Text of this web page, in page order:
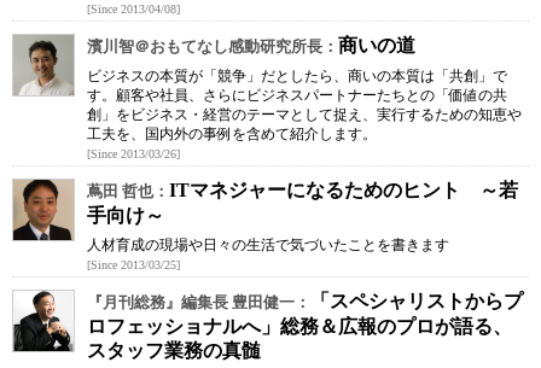
[Since 2013/04/08]
濱川智＠おもてなし感動研究所長： 商いの道
ビジネスの本質が「競争」だとしたら、商いの本質は「共創」で
す。顧客や社員、さらにビジネスパートナーたちとの「価値の共
創」をビジネス・経営のテーマとして捉え、実行するための知恵や
工夫を、国内外の事例を含めて紹介します。
[Since 2013/03/26]
蔦田 哲也： ITマネジャーになるためのヒント ～若
手向け～
人材育成の現場や日々の生活で気づいたことを書きます
[Since 2013/03/25]
『月刊総務』編集長 豊田健一：
「スペシャリストからプ
ロフェッショナルへ」総務＆広報のプロが語る、
スタッフ業務の真髄